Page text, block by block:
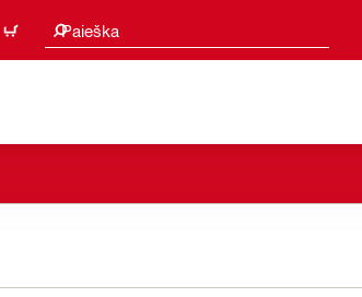
Paieška
Paieškos pasiūlymai